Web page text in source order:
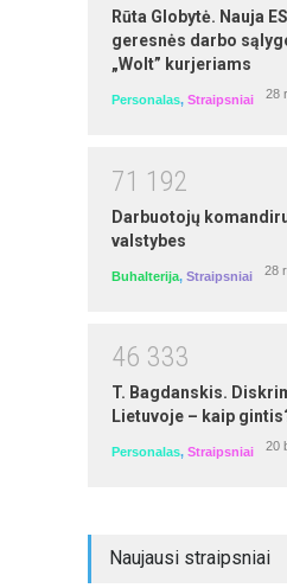
Rūta Globytė. Nauja
geresnės darbo
„Wolt” kurjeriams
Personalas, Straipsniai 28
71 1 92
Darbuotojų
valstybes
Buhalterija, Straipsniai 28
46 333
T. Bagdanskis.
Lietuvoje – kaip
Personalas, Straipsniai 20
Naujausi straipsniai
Ūkininko ūkio veiklos
apskaita dvejybine
pradedantiesiems